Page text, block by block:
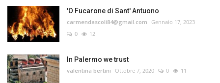
'O Fucarone di Sant' Antuono
carmendascoli84@gmail.com
Gennaio 17, 2023
0
12
In Palermo we trust
valentina bertini Ottobre 7, 2020 0 11